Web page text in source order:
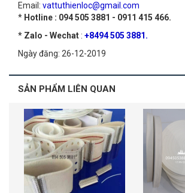
Email: vattuthienloc@gmail.com
* Hotline : 094 505 3881 - 0911 415 466.
* Zalo - Wechat : +8494 505 3881.
Ngày đăng: 26-12-2019
SẢN PHẨM LIÊN QUAN